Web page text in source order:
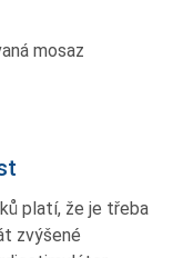
mosaz
platí, že je třeba
zvýšené